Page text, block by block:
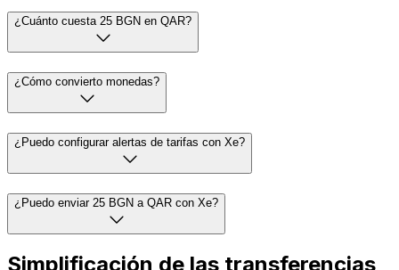
¿Cuánto cuesta 25 BGN en QAR?
¿Cómo convierto monedas?
¿Puedo configurar alertas de tarifas con Xe?
¿Puedo enviar 25 BGN a QAR con Xe?
Simplificación de las transferencias